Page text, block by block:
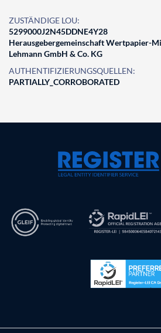
ZUSTÄNDIGE LOU:
5299000J2N45DDNE4Y28
Herausgebergemeinschaft Wertpapier-
Lehmann GmbH & Co. KG
AUTHENTIFIZIERUNGSQUELLEN:
PARTIALLY_CORROBORATED